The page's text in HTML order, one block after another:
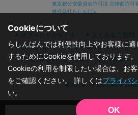
東京都公安委員会許可済 古物商許
株式会社らしんばん
オフィシャルサイト よくあるご質問
お問い合わせ
セキュリティポリシー
特定商取引に関する表記
利用規約
©2019 - 2026
Cookieについて
らしんばんでは利便性向上やお客様に
するためにCookieを使用しております。
Cookieの利用を制限したい場合は、お
をご確認ください。 詳しくはプライバ
い。
OK